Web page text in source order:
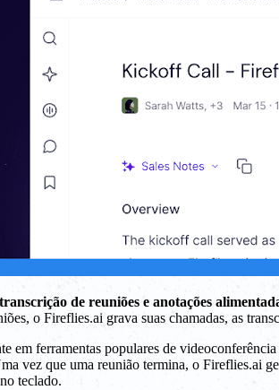
de reuniões e anotações
o Fireflies.ai grava suas chamadas, as
em ferramentas populares de
vez que uma reunião termina, o Fireflies.ai
teclado.